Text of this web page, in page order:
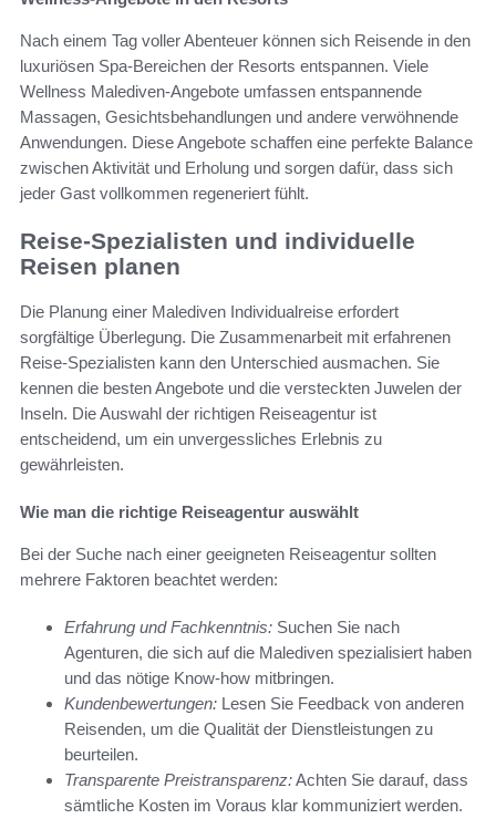
Nach einem Tag voller Abenteuer können sich Reisende in den
luxuriösen Spa-Bereichen der Resorts entspannen. Viele
Wellness Malediven-Angebote umfassen entspannende
Massagen, Gesichtsbehandlungen und andere verwöhnende
Anwendungen. Diese Angebote schaffen eine perfekte Balance
zwischen Aktivität und Erholung und sorgen dafür, dass sich
jeder Gast vollkommen regeneriert fühlt.
Reise-Spezialisten und individuelle
Reisen planen
Die Planung einer Malediven Individualreise erfordert
sorgfältige Überlegung. Die Zusammenarbeit mit erfahrenen
Reise-Spezialisten kann den Unterschied ausmachen. Sie
kennen die besten Angebote und die versteckten Juwelen der
Inseln. Die Auswahl der richtigen Reiseagentur ist
entscheidend, um ein unvergessliches Erlebnis zu
gewährleisten.
Wie man die richtige Reiseagentur auswählt
Bei der Suche nach einer geeigneten Reiseagentur sollten
mehrere Faktoren beachtet werden:
Erfahrung und Fachkenntnis: Suchen Sie nach
Agenturen, die sich auf die Malediven spezialisiert haben
und das nötige Know-how mitbringen.
Kundenbewertungen: Lesen Sie Feedback von anderen
Reisenden, um die Qualität der Dienstleistungen zu
beurteilen.
Transparente Preistransparenz:Achten Sie darauf, dass
sämtliche Kosten im Voraus klar kommuniziert werden.